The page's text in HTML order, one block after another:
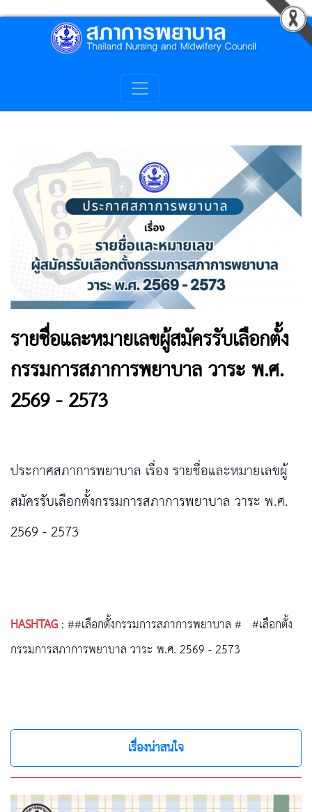
รายชื่อและหมายเลขผู้สมัครรับเลือกตั้ง
กรรมการสภาการพยาบาล วาระ พ.ศ.
2569 - 2573
ประกาศสภาการพยาบาล เรื่อง รายชื่อและหมายเลขผู้
สมัครรับเลือกตั้งกรรมการสภาการพยาบาล วาระ พ.ศ.
2569 - 2573
HASHTAG:##เลือกตั้งกรรมการสภาการพยาบาล # #เลือกตั้ง
กรรมการสภาการพยาบาล วาระ พ.ศ. 2569 - 2573
เรื่องน่าสนใจ